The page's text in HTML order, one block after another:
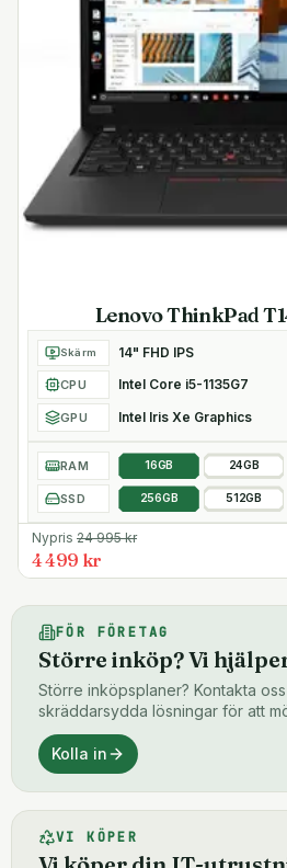
Lenovo ThinkPad
Skärm 14" FHD IPS
CPU Intel Core i5-1135G7
GPU Intel Iris Xe Graphics
RAM 16GB 24GB
SSD 256GB 512GB
Nypris 24 995kr
4 499 kr
FÖR FÖRETAG
Större inköp? Vi
Större inköpsplaner? Kontakta
skräddarsydda lösningar för att
Kolla in
VI KÖPER